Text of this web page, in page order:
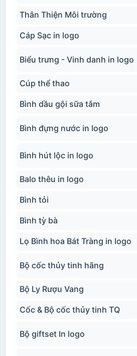
Thân Thiện Môi trường
Cáp Sạc in logo
Biểu trưng - Vinh danh in logo
Cúp thể thao
Bình dầu gội sữa tắm
Bình đựng nước in logo
Bình hút lộc in logo
Balo thêu in logo
Bình tỏi
Bình tỳ bà
Lọ Bình hoa Bát Tràng in logo
Bộ cốc thủy tinh hãng
Bộ Ly Rượu Vang
Cốc & Bộ cốc thủy tinh TQ
Bộ giftset In logo